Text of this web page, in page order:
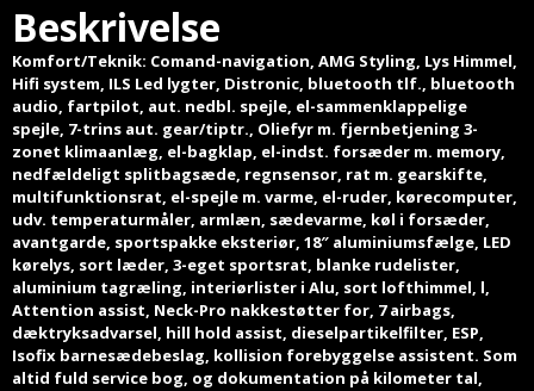
Beskrivelse
Komfort/Teknik: Comand-navigation, AMG Styling, Lys Himmel,
Hifi system, ILS Led lygter, Distronic, bluetooth tlf., bluetooth
audio, fartpilot, aut. nedbl. spejle, el-sammenklappelige
spejle, 7-trins aut. gear/tiptr., Oliefyr m. fjernbetjening 3-
zonet klimaanlæg, el-bagklap, el-indst. forsæder m. memory,
nedfældeligt splitbagsæde, regnsensor, rat m. gearskifte,
multifunktionsrat, el-spejle m. varme, el-ruder, kørecomputer,
udv. temperaturmåler, armlæn, sædevarme, køl i forsæder,
avantgarde, sportspakke eksteriør, 18″ aluminiumsfælge, LED
kørelys, sort læder, 3-eget sportsrat, blanke rudelister,
aluminium tagræling, interiørlister i Alu, sort lofthimmel, l,
Attention assist, Neck-Pro nakkestøtter for, 7 airbags,
dæktryksadvarsel, hill hold assist, dieselpartikelfilter, ESP,
Isofix barnesædebeslag, kollision forebyggelse assistent. Som
altid fuld service bog, og dokumentation på kilometer tal,